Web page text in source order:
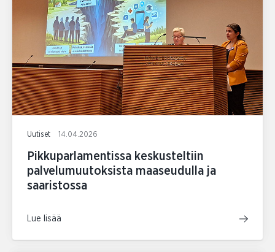
Uutiset 14.04.2026
Pikkuparlamentissa keskusteltiin
palvelumuutoksista maaseudulla ja
saaristossa
Lue lisää